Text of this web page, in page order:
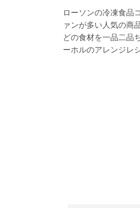
ローソンの冷凍食品
ァンが多い人気の商
どの食材を一品二品
ーホルのアレンジレ